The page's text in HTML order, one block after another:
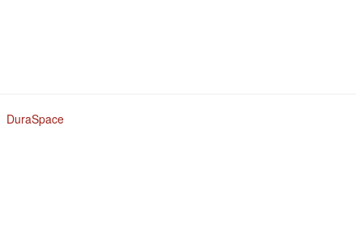
DuraSpace